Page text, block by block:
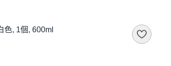
色, 1個, 600ml